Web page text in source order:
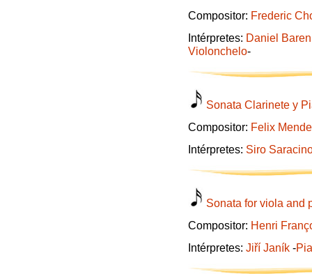
Compositor: Frederic
Intérpretes: Daniel
Violonchelo-
Sonata Clarinete y
Compositor: Felix
Intérpretes: Siro
Sonata for viola and
Compositor: Henri
Intérpretes: Jiří Janík -